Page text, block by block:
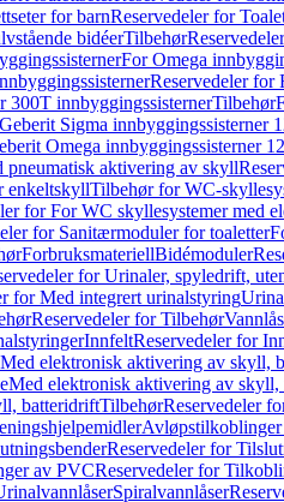
for barnReservedeler for
bidéerTilbehør
For Omega
Reservedeler for
300T innbyggingssisternerTilbehør
Sigma innbyggingssisterner
Omega innbyggingssisterner
pneumatisk aktivering av skyll
enkeltskyllTilbehør for WC-
for For WC skyllesystemer med
for Sanitærmoduler for toaletter
ForbruksmateriellBidémoduler
for Urinaler, spyledrift,
for Med integrert urinalstyring
Reservedeler for Tilbehør
InnfeltReservedeler for
elektronisk aktivering av skyll,
Med elektronisk aktivering av skyll,
batteridriftTilbehørReservedeler
Avløpstilkoblinger
Reservedeler for
av PVCReservedeler for
Spiralvannlåser